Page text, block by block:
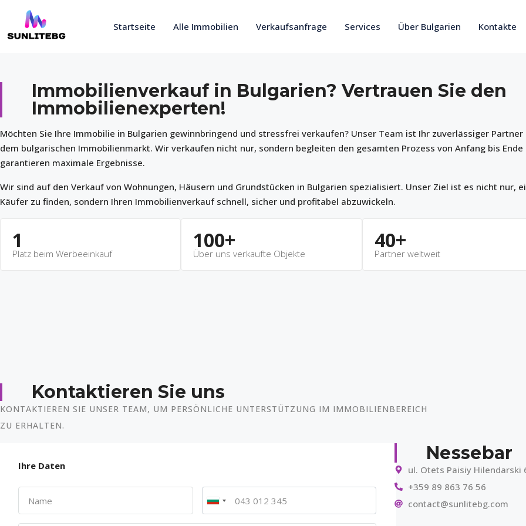
Startseite Alle Immobilien Verkaufsanfrage Services Über Bulgarien Kontakte
Immobilienverkauf in Bulgarien? Vertrauen Sie den
Immobilienexperten!
Möchten Sie Ihre Immobilie in Bulgarien gewinnbringend und stressfrei verkaufen? Unser Team ist Ihr zuverlässiger Partner
dem bulgarischen Immobilienmarkt. Wir verkaufen nicht nur, sondern begleiten den gesamten Prozess von Anfang bis Ende
garantieren maximale Ergebnisse.
Wir sind auf den Verkauf von Wohnungen, Häusern und Grundstücken in Bulgarien spezialisiert. Unser Ziel ist es nicht nur,
Käufer zu finden, sondern Ihren Immobilienverkauf schnell, sicher und profitabel abzuwickeln.
1
Platz beim Werbeeinkauf
100+
Über uns verkaufte Objekte
40+
Partner weltweit
Kontaktieren Sie uns
KONTAKTIEREN SIE UNSER TEAM, UM PERSÖNLICHE UNTERSTÜTZUNG IM IMMOBILIENBEREICH
ZU ERHALTEN.
Ihre Daten
Nessebar
ul. Otets Paisiy Hilendarski
+359 89 863 76 56
contact@sunlitebg.com